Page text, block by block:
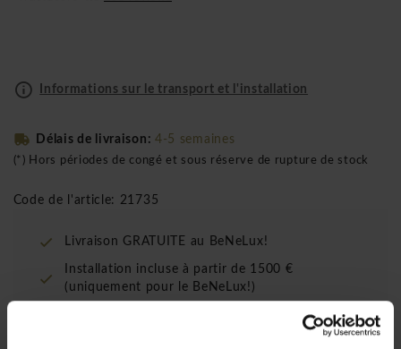
Informations sur le transport et l'installation
Délais de livraison: 4-5 semaines
(*) Hors périodes de congé et sous réserve de rupture de stock
Code de l'article: 21735
Livraison GRATUITE au BeNeLux!
Installation incluse à partir de 1500 €
(uniquement pour le BeNeLux!)